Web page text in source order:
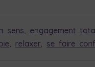
sens, engagement total
, relaxer, se faire